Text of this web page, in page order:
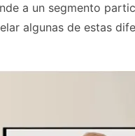
a un segmento
algunas de estas